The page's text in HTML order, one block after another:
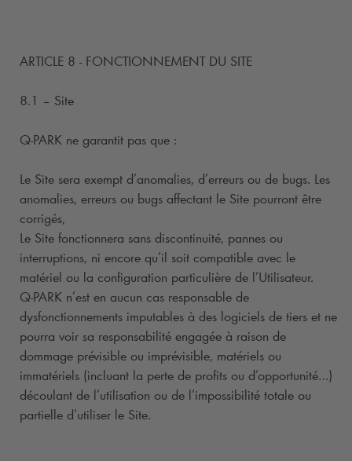
ARTICLE 8 - FONCTIONNEMENT DU SITE
8.1 – Site
Q-PARK ne garantit pas que :
Le Site sera exempt d’anomalies, d’erreurs ou de bugs. Les
anomalies, erreurs ou bugs affectant le Site pourront être
corrigés,
Le Site fonctionnera sans discontinuité, pannes ou
interruptions, ni encore qu’il soit compatible avec le
matériel ou la configuration particulière de l’Utilisateur.
Q-PARK n’est en aucun cas responsable de
dysfonctionnements imputables à des logiciels de tiers et ne
pourra voir sa responsabilité engagée à raison de
dommage prévisible ou imprévisible, matériels ou
immatériels (incluant la perte de profits ou d’opportunité…)
découlant de l’utilisation ou de l’impossibilité totale ou
partielle d’utiliser le Site.